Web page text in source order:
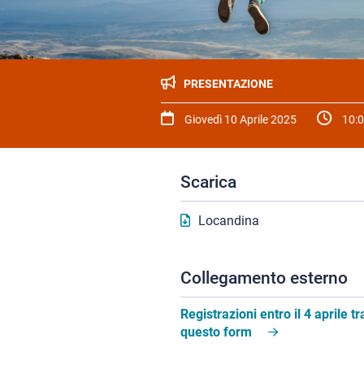
PRESENTAZIONE
Giovedì 10 Aprile 2025
Scarica
Locandina
Collegamento esterno
Registrazioni entro il 4 aprile
questo form